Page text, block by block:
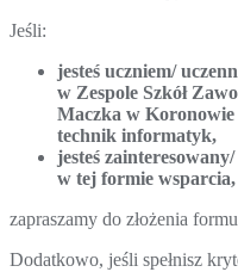
Jeśli:
jesteś uczniem/
w Zespole Szkół
Maczka w Koronowie
technik informatyk,
jesteś
w tej formie wsparcia,
zapraszamy do złożenia
Dodatkowo, jeśli spełnisz